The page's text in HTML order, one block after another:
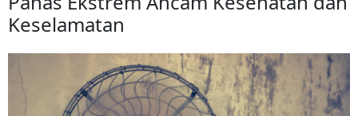
Keselamatan